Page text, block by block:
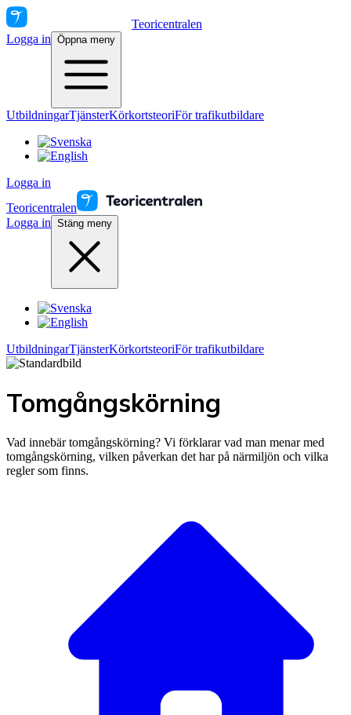
Teoricentralen
Logga in Öppna meny
UtbildningarTjänsterKörkortsteoriFör trafikutbildare
Logga in
Teoricentralen
Logga in Stäng meny
UtbildningarTjänsterKörkortsteoriFör trafikutbildare
Tomgångskörning
Vad innebär tomgångskörning? Vi förklarar vad man menar med
tomgångskörning, vilken påverkan det har på närmiljön och vilka
regler som finns.